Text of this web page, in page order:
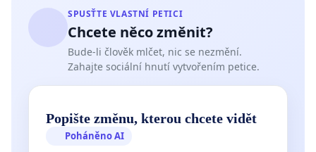
SPUSŤTE VLASTNÍ PETICI
Chcete něco změnit?
Bude-li člověk mlčet, nic se nezmění.
Zahajte sociální hnutí vytvořením petice.
Popište změnu, kterou chcete vidět
Poháněno AI